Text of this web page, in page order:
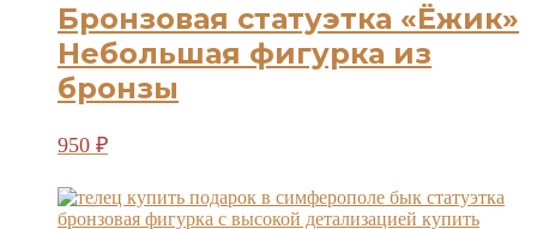
Бронзовая статуэтка «Ёжик»
Небольшая фигурка из
бронзы
950 ₽